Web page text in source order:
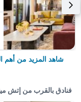
شاهد المزيد من أهم
فنادق بالقرب من إتش